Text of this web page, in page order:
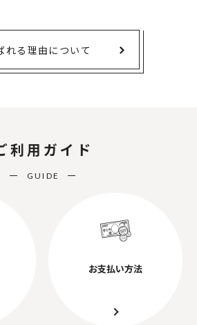
れる理由について
利用ガイド
GUIDE
お支払い方法